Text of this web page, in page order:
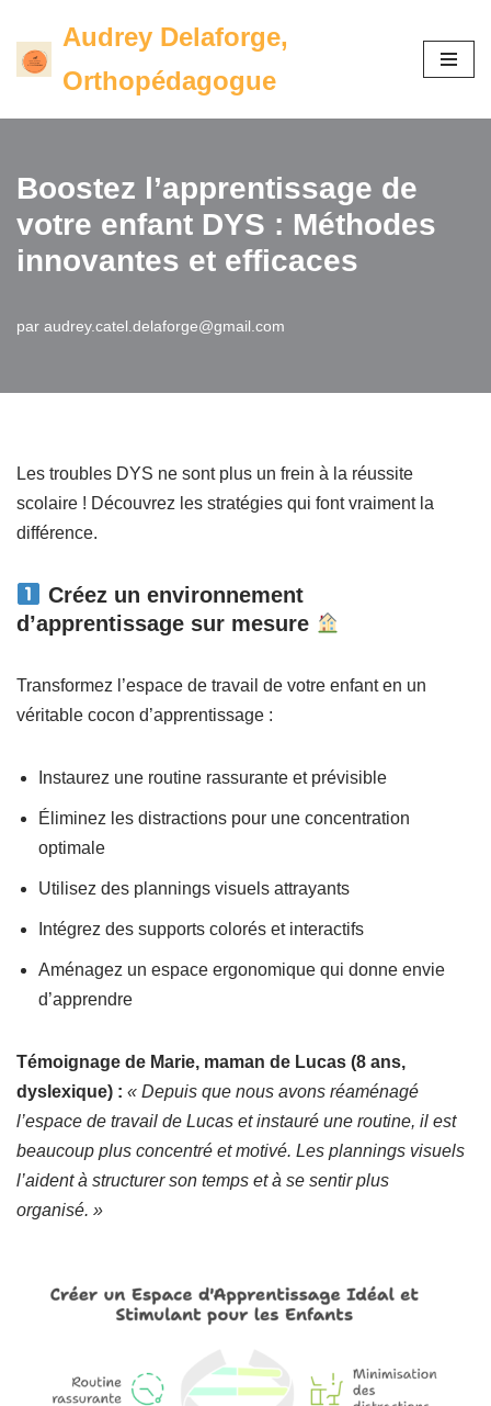
Aller
contenu
Audrey Delaforge,
Orthopédagogue
Boostez l’apprentissage de
votre enfant DYS : Méthodes
innovantes et efficaces
par audrey.catel.delaforge@gmail.com
Les troubles DYS ne sont plus un frein à la réussite
scolaire ! Découvrez les stratégies qui font vraiment la
différence.
Créez un environnement
d’apprentissage sur mesure
Transformez l’espace de travail de votre enfant en un
véritable cocon d’apprentissage :
Instaurez une routine rassurante et prévisible
Éliminez les distractions pour une concentration
optimale
Utilisez des plannings visuels attrayants
Intégrez des supports colorés et interactifs
Aménagez un espace ergonomique qui donne envie
d’apprendre
Témoignage de Marie, maman de Lucas (8 ans,
dyslexique) : « Depuis que nous avons réaménagé
l’espace de travail de Lucas et instauré une routine, il est
beaucoup plus concentré et motivé. Les plannings visuels
l’aident à structurer son temps et à se sentir plus
organisé. »